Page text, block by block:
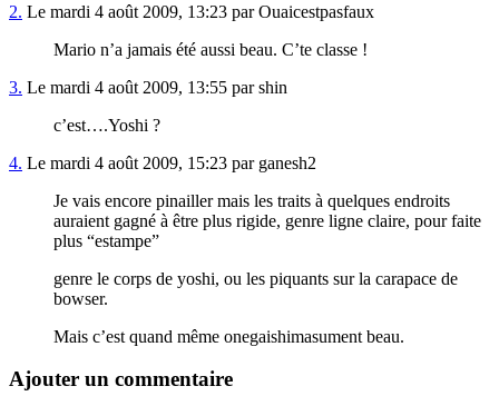
2. Le mardi 4 août 2009, 13:23 par Ouaicestpasfaux
Mario n’a jamais été aussi beau. C’te classe !
3. Le mardi 4 août 2009, 13:55 par shin
c’est….Yoshi ?
4. Le mardi 4 août 2009, 15:23 par ganesh2
Je vais encore pinailler mais les traits à quelques endroits
auraient gagné à être plus rigide, genre ligne claire, pour faite
plus “estampe”
genre le corps de yoshi, ou les piquants sur la carapace de
bowser.
Mais c’est quand même onegaishimasument beau.
Ajouter un commentaire